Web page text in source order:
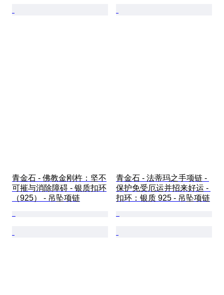
青金石 - 佛教金刚杵：坚不
可摧与消除障碍 - 银质扣环
（925） - 吊坠项链
青金石 - 法蒂玛之手项链 -
保护免受厄运并招来好运 -
扣环：银质 925 - 吊坠项链